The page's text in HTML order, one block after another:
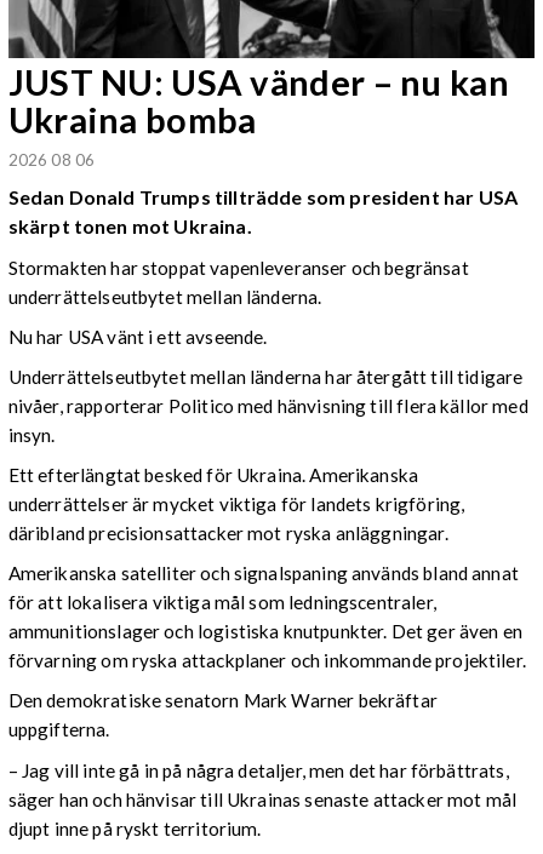
JUST NU: USA vänder – nu kan
Ukraina bomba
2026 08 06
Sedan Donald Trumps tillträdde som president har USA
skärpt tonen mot Ukraina.
Stormakten har stoppat vapenleveranser och begränsat
underrättelseutbytet mellan länderna.
Nu har USA vänt i ett avseende.
Underrättelseutbytet mellan länderna har återgått till tidigare
nivåer, rapporterar Politico med hänvisning till flera källor med
insyn.
Ett efterlängtat besked för Ukraina. Amerikanska
underrättelser är mycket viktiga för landets krigföring,
däribland precisionsattacker mot ryska anläggningar.
Amerikanska satelliter och signalspaning används bland annat
för att lokalisera viktiga mål som ledningscentraler,
ammunitionslager och logistiska knutpunkter. Det ger även en
förvarning om ryska attackplaner och inkommande projektiler.
Den demokratiske senatorn Mark Warner bekräftar
uppgifterna.
– Jag vill inte gå in på några detaljer, men det har förbättrats,
säger han och hänvisar till Ukrainas senaste attacker mot mål
djupt inne på ryskt territorium.